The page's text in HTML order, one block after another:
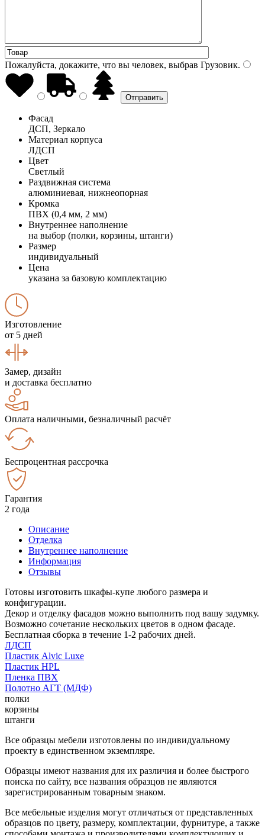
Пожалуйста, докажите, что вы человек, выбрав Грузовик.
Фасад
ДСП, Зеркало
Материал корпуса
ЛДСП
Цвет
Светлый
Раздвижная система
алюминиевая, нижнеопорная
Кромка
ПВХ (0,4 мм, 2 мм)
Внутреннее наполнение
на выбор (полки, корзины, штанги)
Размер
индивидуальный
Цена
указана за базовую комплектацию
Изготовление
от 5 дней
Замер, дизайн
и доставка бесплатно
Оплата наличными, безналичный расчёт
Беспроцентная рассрочка
Гарантия
2 года
Описание
Отделка
Внутреннее наполнение
Информация
Отзывы
Готовы изготовить шкафы-купе любого размера и
конфигурации.
Декор и отделку фасадов можно выполнить под вашу задумку.
Возможно сочетание нескольких цветов в одном фасаде.
Бесплатная сборка в течение 1-2 рабочих дней.
ЛДСП
Пластик Alvic Luxe
Пластик HPL
Пленка ПВХ
Полотно АГТ (МДФ)
полки
корзины
штанги
Все образцы мебели изготовлены по индивидуальному
проекту в единственном экземпляре.
Образцы имеют названия для их различия и более быстрого
поиска по сайту, все названия образцов не являются
зарегистрированным товарным знаком.
Все мебельные изделия могут отличаться от представленных
образцов по цвету, размеру, комплектации, фурнитуре, а также